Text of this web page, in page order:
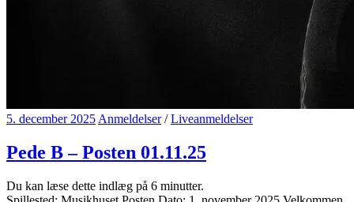
5. december 2025Anmeldelser/Liveanmeldelser
Pede B – Posten 01.11.25
Du kan læse dette indlæg på 6 minutter.